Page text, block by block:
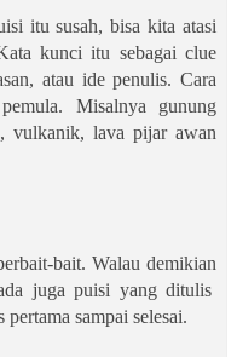
itu susah, bisa kita atasi
kunci itu sebagai clue
atau ide penulis. Cara
Misalnya gunung
vulkanik, lava pijar awan
bait. Walau demikian
juga puisi yang ditulis
sampai selesai.